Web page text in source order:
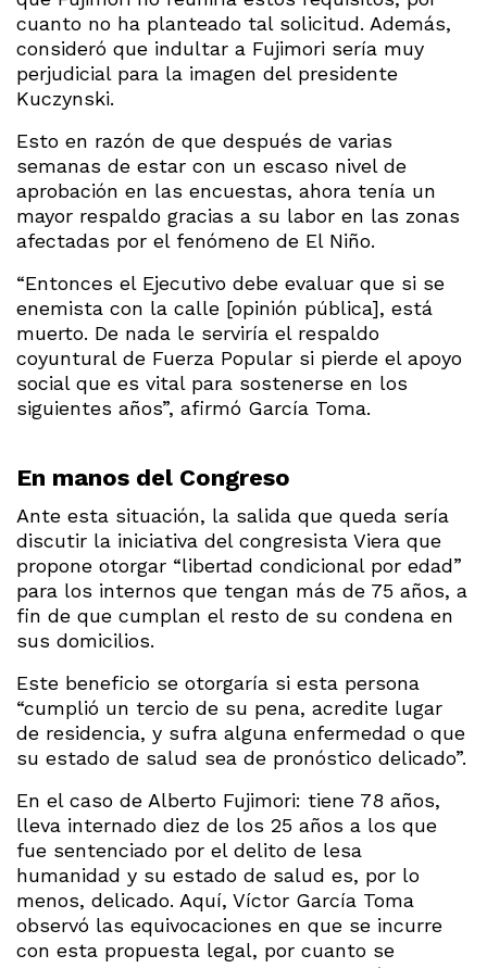
cuanto no ha planteado tal solicitud. Además,
consideró que indultar a Fujimori sería muy
perjudicial para la imagen del presidente
Kuczynski.
Esto en razón de que después de varias
semanas de estar con un escaso nivel de
aprobación en las encuestas, ahora tenía un
mayor respaldo gracias a su labor en las zonas
afectadas por el fenómeno de El Niño.
“Entonces el Ejecutivo debe evaluar que si se
enemista con la calle [opinión pública], está
muerto. De nada le serviría el respaldo
coyuntural de Fuerza Popular si pierde el apoyo
social que es vital para sostenerse en los
siguientes años”, afirmó García Toma.
En manos del Congreso
Ante esta situación, la salida que queda sería
discutir la iniciativa del congresista Viera que
propone otorgar “libertad condicional por edad”
para los internos que tengan más de 75 años, a
fin de que cumplan el resto de su condena en
sus domicilios.
Este beneficio se otorgaría si esta persona
“cumplió un tercio de su pena, acredite lugar
de residencia, y sufra alguna enfermedad o que
su estado de salud sea de pronóstico delicado”.
En el caso de Alberto Fujimori: tiene 78 años,
lleva internado diez de los 25 años a los que
fue sentenciado por el delito de lesa
humanidad y su estado de salud es, por lo
menos, delicado. Aquí, Víctor García Toma
observó las equivocaciones en que se incurre
con esta propuesta legal, por cuanto se